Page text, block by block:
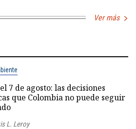
Ver más
7 de agosto: las decisiones
que Colombia no puede seguir
L. Leroy